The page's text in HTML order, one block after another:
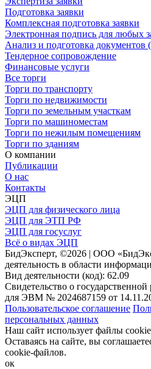
Подготовка заявки
Комплексная подготовка заявки
Электронная подпись для любых
Анализ и подготовка
Тендерное сопровождение
Финансовые услуги
Все торги
Торги по транспорту
Торги по недвижимости
Торги по земельным участкам
Торги по машиноместам
Торги по нежилым помещениям
Торги по зданиям
О компании
Публикации
О нас
Контакты
ЭЦП
ЭЦП для физического лица
ЭЦП для ЭТП РФ
ЭЦП для госуслуг
Всё о видах ЭЦП
БидЭксперт, ©2026 | ООО
деятельность в области
Вид деятельности (код): 62.09
Свидетельство о
для ЭВМ № 2024687159 от
Пользовательское соглашение
персональных данных
Наш сайт использует файлы
Оставаясь на сайте, вы
cookie-файлов.
ок